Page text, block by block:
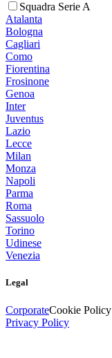
Squadra Serie A
Atalanta
Bologna
Cagliari
Como
Fiorentina
Frosinone
Genoa
Inter
Juventus
Lazio
Lecce
Milan
Monza
Napoli
Parma
Roma
Sassuolo
Torino
Udinese
Venezia
Legal
CorporateCookie Policy
Privacy Policy